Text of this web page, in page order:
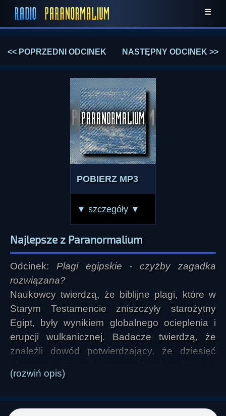
☰
<< POPRZEDNI ODCINEK NASTĘPNY ODCINEK >>
POBIERZ MP3
▼ szczegóły ▼
Najlepsze z Paranormalium
Odcinek: Plagi egipskie - czyżby zagadka
rozwiązana?
Naukowcy twierdzą, że biblijne plagi, które w
Starym Testamencie zniszczyły starożytny
Egipt, były wynikiem globalnego ocieplenia i
erupcji wulkanicznej. Badacze twierdzą, że
znaleźli dowód potwierdzający, że dziesięć
doprowadziły do uwolnienia Izraelitów przez
prawdziwymi katastrofami naturalnymi. Zamiast
(rozwiń opis)